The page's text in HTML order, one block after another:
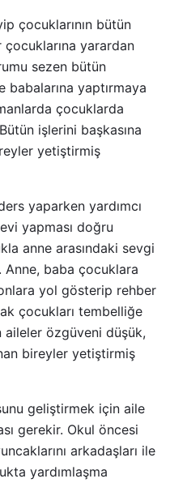
çocuklarının bütün
yarardan
sezen bütün
yaptırmaya
çocuklarda
işlerini başkasına
yetiştirmiş
yaparken yardımcı
yapması doğru
anne arasındaki sevgi
baba çocuklara
yol gösterip rehber
çocukları tembelliğe
aileler özgüveni düşük,
bireyler yetiştirmiş
geliştirmek için aile
gerekir. Okul öncesi
arkadaşları ile
yardımlaşma